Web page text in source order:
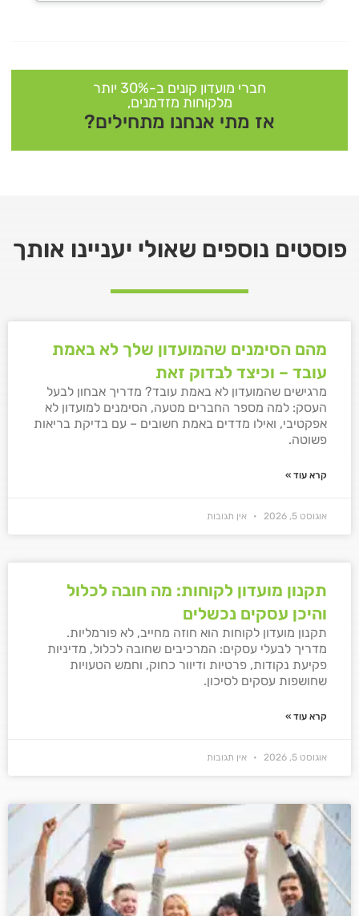
חברי מועדון קונים ב-30% יותר
מלקוחות מזדמנים,
אז מתי אנחנו מתחילים?
פוסטים נוספים שאולי יעניינו אותך
מהם הסימנים שהמועדון שלך לא באמת
עובד – וכיצד לבדוק זאת
מרגישים שהמועדון לא באמת עובד? מדריך אבחון לבעל
העסק: למה מספר החברים מטעה, הסימנים למועדון לא
אפקטיבי, ואילו מדדים באמת חשובים – עם בדיקת בריאות
פשוטה.
קרא עוד »
אוגוסט 5, 2026 אין תגובות
תקנון מועדון לקוחות: מה חובה לכלול
והיכן עסקים נכשלים
תקנון מועדון לקוחות הוא חוזה מחייב, לא פורמליות.
מדריך לבעלי עסקים: המרכיבים שחובה לכלול, מדיניות
פקיעת נקודות, פרטיות ודיוור כחוק, וחמש הטעויות
שחושפות עסקים לסיכון.
קרא עוד »
אוגוסט 5, 2026 אין תגובות